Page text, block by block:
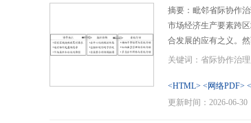
摘要：毗邻省际协作
市场经济生产要素跨
合发展的应有之义。
行政区划界限，以及
内需、畅通经济循环
理提供了新的机遇，
<HTML> <网络PDF>
更新时间：2026-06-30